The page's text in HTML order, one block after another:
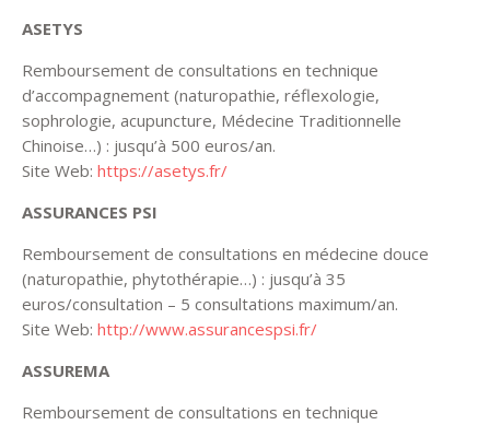
ASETYS
Remboursement de consultations en technique
d’accompagnement (naturopathie, réflexologie,
sophrologie, acupuncture, Médecine Traditionnelle
Chinoise…) : jusqu’à 500 euros/an.
Site Web: https://asetys.fr/
ASSURANCES PSI
Remboursement de consultations en médecine douce
(naturopathie, phytothérapie…) : jusqu’à 35
euros/consultation – 5 consultations maximum/an.
Site Web: http://www.assurancespsi.fr/
ASSUREMA
Remboursement de consultations en technique